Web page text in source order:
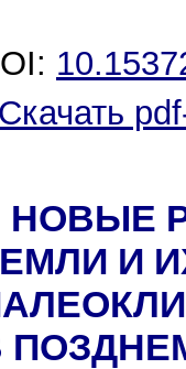
Скачать
НОВЫЕ
И